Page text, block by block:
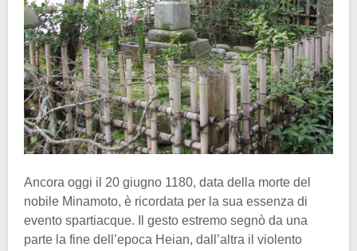
Ancora oggi il 20 giugno 1180, data della morte del
nobile Minamoto, è ricordata per la sua essenza di
evento spartiacque. Il gesto estremo segnò da una
parte la fine dell’epoca Heian, dall’altra il violento